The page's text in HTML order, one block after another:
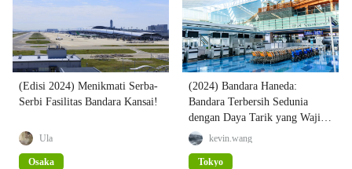
(Edisi 2024) Menikmati Serba-
Serbi Fasilitas Bandara Kansai!
Ula
Osaka
(2024) Bandara Haneda:
Bandara Terbersih Sedunia
dengan Daya Tarik yang Wajib
Diketahui!kevin.wang
Tokyo